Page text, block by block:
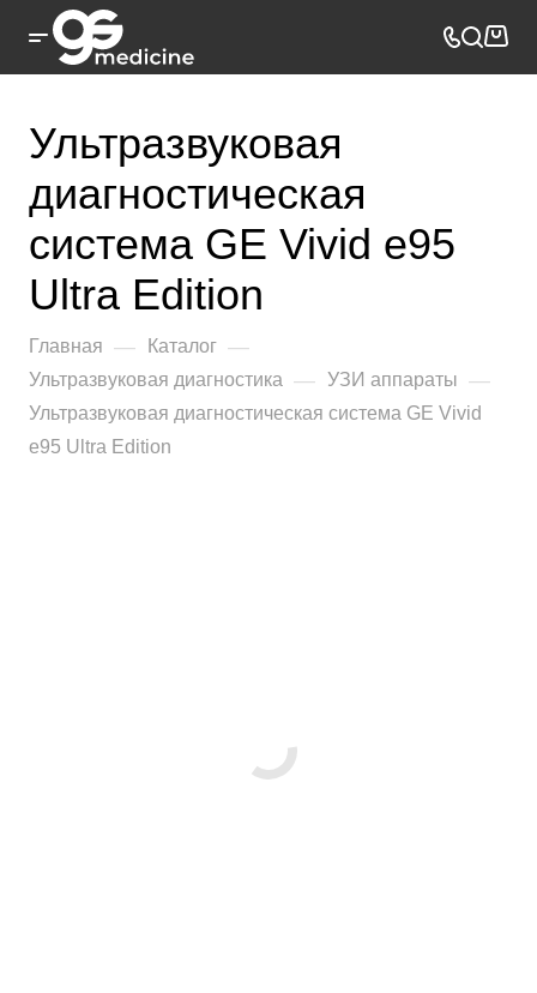
Ультразвуковая
диагностическая
система GE Vivid e95
Ultra Edition
Главная — Каталог —
Ультразвуковая диагностика — УЗИ аппараты —
Ультразвуковая диагностическая система GE Vivid
e95 Ultra Edition